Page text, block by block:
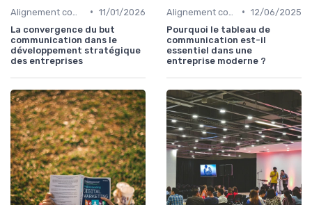
• 11/01/2026
La convergence du but
communication dans le
développement stratégique
des entreprises
• 12/06/2025
Pourquoi le tableau de
communication est-il
essentiel dans une
entreprise moderne ?